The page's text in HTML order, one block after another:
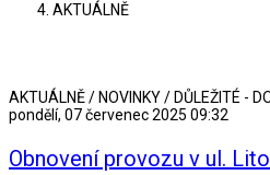
AKTUÁLNĚ
AKTUÁLNĚ / NOVINKY / DŮLEŽITÉ -
pondělí, 07 červenec 2025 09:32
Obnovení provozu v ul.